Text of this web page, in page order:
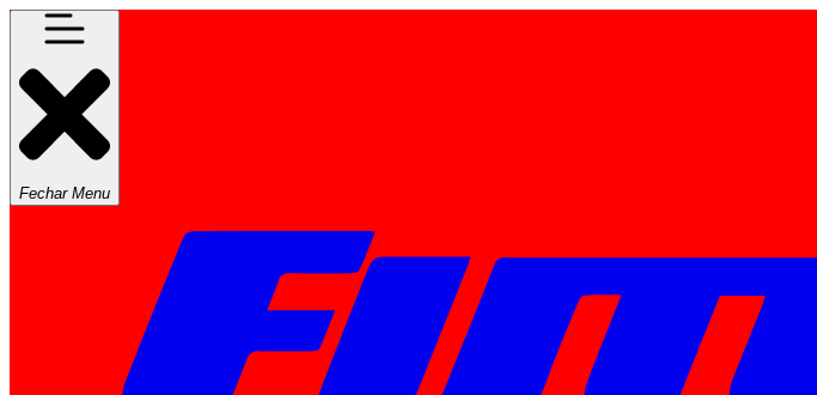
Fechar Menu